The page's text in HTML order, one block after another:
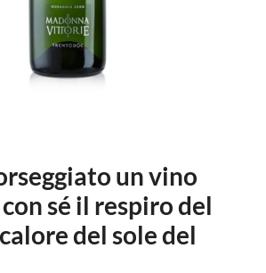
un vino
sé il respiro del
del sole del